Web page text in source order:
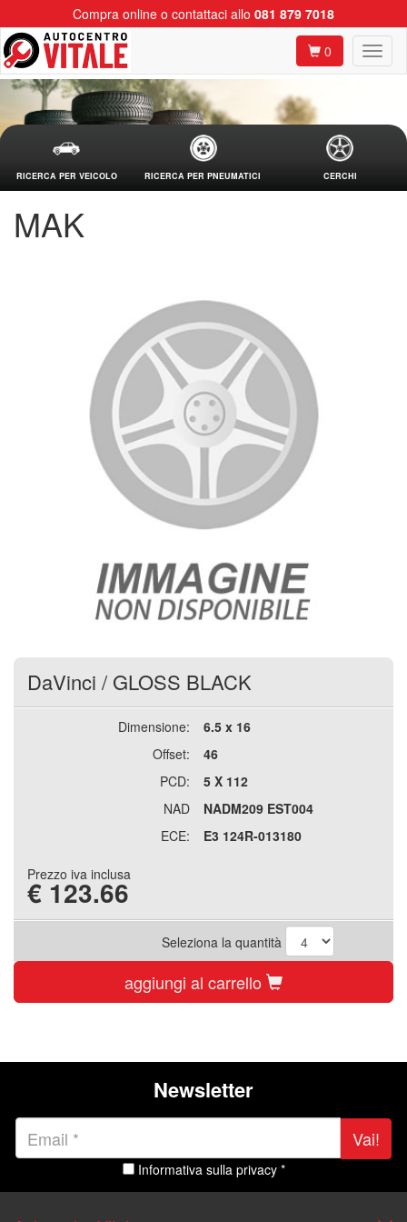
Compra online o contattaci allo 081 879 7018
0
RICERCA PER VEICOLO RICERCA PER PNEUMATICI CERCHI
MAK
DaVinci / GLOSS BLACK
Dimensione:
6.5 x 16
Offset:
46
PCD:
5 X 112
NAD
NADM209 EST004
ECE:
E3 124R-013180
Prezzo iva inclusa
€ 123.66
Seleziona la quantità
aggiungi al carrello
Newsletter
Vai!
Informativa sulla privacy *